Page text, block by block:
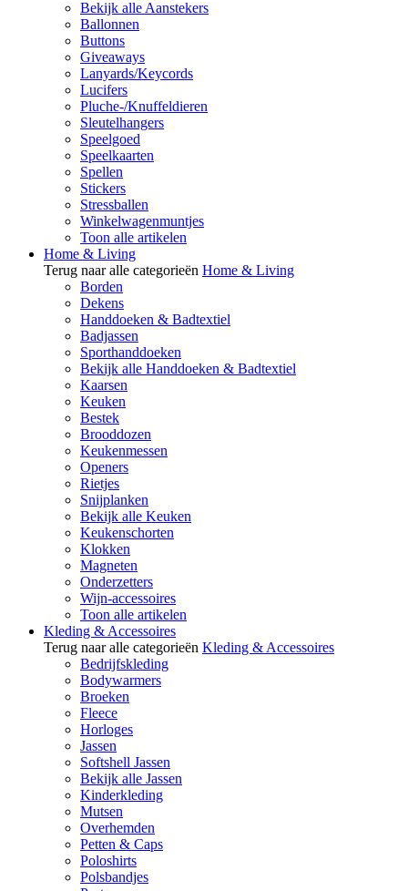
Bekijk alle Aanstekers
Ballonnen
Buttons
Giveaways
Lanyards/Keycords
Lucifers
Pluche-/Knuffeldieren
Sleutelhangers
Speelgoed
Speelkaarten
Spellen
Stickers
Stressballen
Winkelwagenmuntjes
Toon alle artikelen
Home & Living
Terug naar alle categorieën Home & Living
Borden
Dekens
Handdoeken & Badtextiel
Badjassen
Sporthanddoeken
Bekijk alle Handdoeken & Badtextiel
Kaarsen
Keuken
Bestek
Brooddozen
Keukenmessen
Openers
Rietjes
Snijplanken
Bekijk alle Keuken
Keukenschorten
Klokken
Magneten
Onderzetters
Wijn-accessoires
Toon alle artikelen
Kleding & Accessoires
Terug naar alle categorieën Kleding & Accessoires
Bedrijfskleding
Bodywarmers
Broeken
Fleece
Horloges
Jassen
Softshell Jassen
Bekijk alle Jassen
Kinderkleding
Mutsen
Overhemden
Petten & Caps
Poloshirts
Polsbandjes